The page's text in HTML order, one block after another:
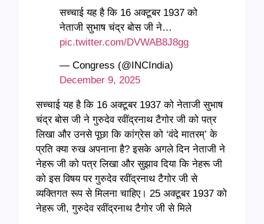
सच्चाई यह है कि 16 अक्टूबर 1937 को
नेताजी सुभाष चंद्र बोस जी ने…
pic.twitter.com/DVWAB8J8gg
— Congress (@INCIndia)
December 9, 2025
सच्चाई यह है कि 16 अक्टूबर 1937 को नेताजी सुभाष
चंद्र बोस जी ने गुरुदेव रवींद्रनाथ टैगोर जी को पत्र
लिखा और उनसे पूछा कि कांग्रेस को ‘वंदे मातरम्’ के
प्रति क्या रुख अपनाना है? इसके अगले दिन नेताजी ने
नेहरू जी को पत्र लिखा और सुझाव दिया कि नेहरू जी
को इस विषय पर गुरुदेव रवींद्रनाथ टैगोर जी से
व्यक्तिगत रूप से मिलना चाहिए। 25 अक्टूबर 1937 को
नेहरू जी, गुरुदेव रवींद्रनाथ टैगोर जी से मिले